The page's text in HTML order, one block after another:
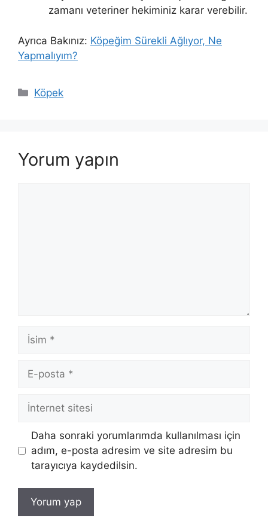
zamanı veteriner hekiminiz karar verebilir.
Ayrıca Bakınız: Köpeğim Sürekli Ağlıyor, Ne
Yapmalıyım?
Kategoriler
Köpek
Yorum yapın
İsim
posta
İnternet
sitesi
Daha sonraki yorumlarımda kullanılması için
adım, e-posta adresim ve site adresim bu
tarayıcıya kaydedilsin.